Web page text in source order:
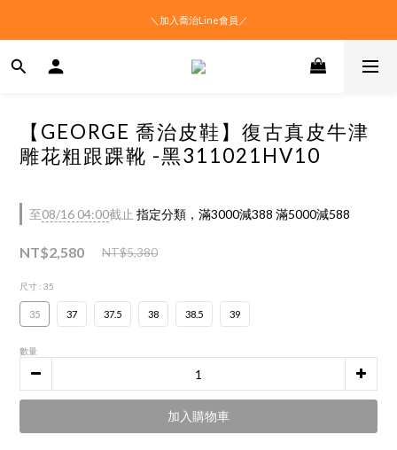
＼加入喬治Line會員／
【GEORGE 喬治皮鞋】復古真皮牛津
雕花粗跟踝靴 -黑311021HV10
至08/16 04:00截止 指定分類，滿3000減388 滿5000減588
NT$2,580 NT$5,380
尺寸 : 35
35 37 37.5 38 38.5 39
數量
加入購物車